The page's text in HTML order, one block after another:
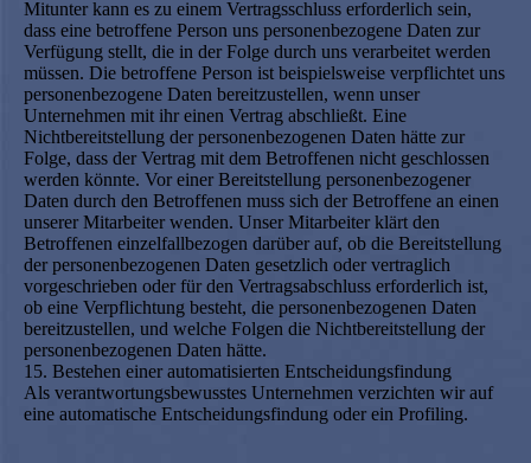
Mitunter kann es zu einem Vertragsschluss erforderlich sein,
dass eine betroffene Person uns personenbezogene Daten zur
Verfügung stellt, die in der Folge durch uns verarbeitet werden
müssen. Die betroffene Person ist beispielsweise verpflichtet uns
personenbezogene Daten bereitzustellen, wenn unser
Unternehmen mit ihr einen Vertrag abschließt. Eine
Nichtbereitstellung der personenbezogenen Daten hätte zur
Folge, dass der Vertrag mit dem Betroffenen nicht geschlossen
werden könnte. Vor einer Bereitstellung personenbezogener
Daten durch den Betroffenen muss sich der Betroffene an einen
unserer Mitarbeiter wenden. Unser Mitarbeiter klärt den
Betroffenen einzelfallbezogen darüber auf, ob die Bereitstellung
der personenbezogenen Daten gesetzlich oder vertraglich
vorgeschrieben oder für den Vertragsabschluss erforderlich ist,
ob eine Verpflichtung besteht, die personenbezogenen Daten
bereitzustellen, und welche Folgen die Nichtbereitstellung der
personenbezogenen Daten hätte.
15. Bestehen einer automatisierten Entscheidungsfindung
Als verantwortungsbewusstes Unternehmen verzichten wir auf
eine automatische Entscheidungsfindung oder ein Profiling.